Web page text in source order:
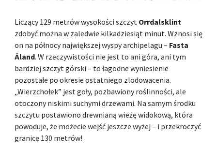
Liczący 129 metrów wysokości szczyt Orrdalsklint
zdobyć można w zaledwie kilkadziesiąt minut. Wznosi się
on na północy największej wyspy archipelagu – Fasta
Åland. W rzeczywistości nie jest to ani góra, ani tym
bardziej szczyt górski – to łagodne wyniesienie
pozostałe po okresie ostatniego zlodowacenia.
„Wierzchołek” jest goły, pozbawiony roślinności, ale
otoczony niskimi suchymi drzewami. Na samym środku
szczytu postawiono drewnianą wieżę widokową, która
powoduje, że możecie wejść jeszcze wyżej – i przekroczyć
granicę 130 metrów!